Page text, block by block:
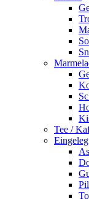
Tee /